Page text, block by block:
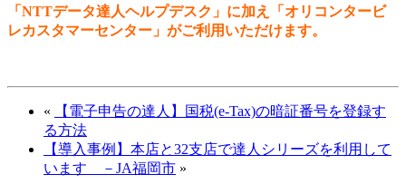
「NTTデータ達人ヘルプデスク」に加え「オリコンタービ
レカスタマーセンター」がご利用いただけます。
«
【電子申告の達人】国税(e-Tax)の暗証番号を登録す
る方法
【導入事例】本店と32支店で達人シリーズを利用して
います －JA福岡市 »